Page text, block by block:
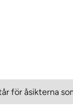
för åsikterna